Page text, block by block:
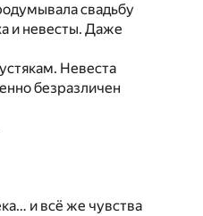
свадьбу
и невесты. Даже
Невеста
безразличен
и всё же чувства